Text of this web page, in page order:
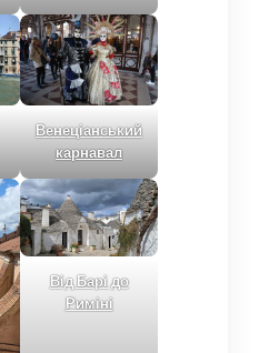
Венеціанський
карнавал
Від Барі до
Риміні